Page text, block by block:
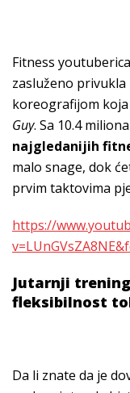
Fitness youtuberica
zasluženo
koreografijom
Guy. Sa 10.4
najgledanijih
malo snage, dok
prvim taktovima
https://
Jutarnji
fleksibilnost
Da li znate da je